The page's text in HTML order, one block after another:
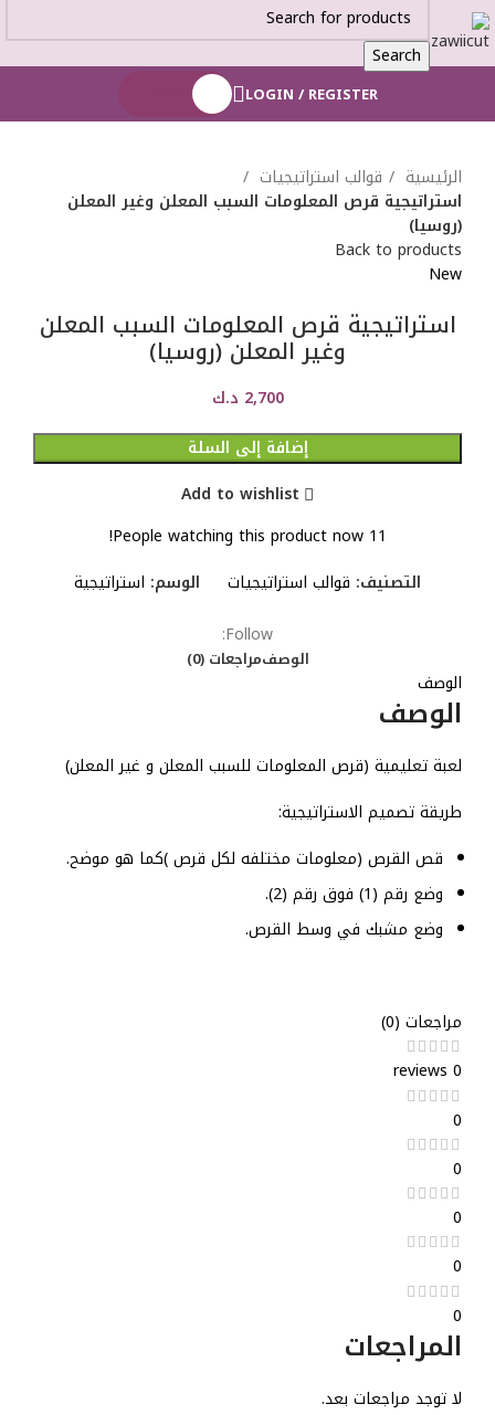
Search
LOGIN / REGISTER
الرئيسية
قوالب استراتيجيات
استراتيجية قرص المعلومات السبب المعلن وغير المعلن
(روسيا)
Back to products
New
استراتيجية قرص المعلومات السبب المعلن
وغير المعلن (روسيا)
2,700 د.ك
إضافة إلى السلة
Add to wishlist
11
People watching this product now!
التصنيف: قوالب استراتيجيات الوسم: استراتيجية
Follow:
الوصفمراجعات (0)
الوصف
الوصف
لعبة تعليمية (قرص المعلومات للسبب المعلن و غير المعلن)
طريقة تصميم الاستراتيجية:
قص القرص (معلومات مختلفه لكل قرص )كما هو موضح.
وضع رقم (1) فوق رقم (2).
وضع مشبك في وسط القرص.
مراجعات (0)
0 reviews
0
0
0
0
0
المراجعات
لا توجد مراجعات بعد.